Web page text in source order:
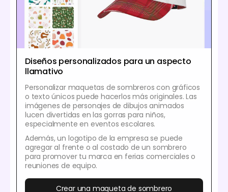
Diseños personalizados para un aspecto
llamativo
Personalizar maquetas de sombreros con gráficos
o texto únicos puede hacerlos más originales. Las
imágenes de personajes de dibujos animados
lucen divertidas en las gorras para niños,
especialmente en eventos escolares.
Además, un logotipo de la empresa se puede
agregar al frente o al costado de un sombrero
para promover tu marca en ferias comerciales o
reuniones de equipo.
Crear una maqueta de sombrero